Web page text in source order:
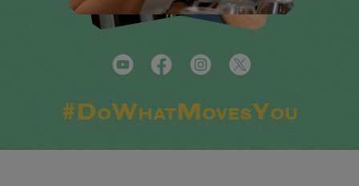
#DoWhatMovesYou